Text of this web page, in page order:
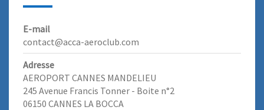
E-mail
contact@acca-aeroclub.com
Adresse
AEROPORT CANNES MANDELIEU
245 Avenue Francis Tonner - Boite n°2
06150 CANNES LA BOCCA